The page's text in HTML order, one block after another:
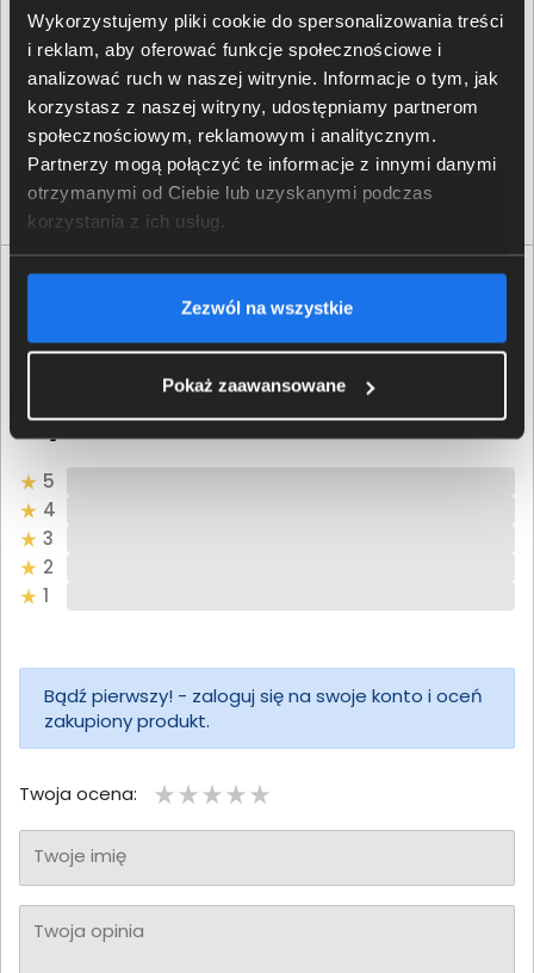
Wykorzystujemy pliki cookie do spersonalizowania treści
i reklam, aby oferować funkcje społecznościowe i
analizować ruch w naszej witrynie. Informacje o tym, jak
korzystasz z naszej witryny, udostępniamy partnerom
społecznościowym, reklamowym i analitycznym.
Partnerzy mogą połączyć te informacje z innymi danymi
otrzymanymi od Ciebie lub uzyskanymi podczas
korzystania z ich usług.
Zezwól na wszystkie
Pokaż zaawansowane
Dane producenta
2direct GmbH; Langenstück
5, 58579 Schalksmühle;
info@2direct.de
Osoba odpowiedzialna za
produkt
2direct GmbH; Langenstück
5, 58579 Schalksmühle;
info@2direct.de
Opinie o produkcie
Oceń produkt
0/5
5
4
3
2
1
Bądź pierwszy! - zaloguj się na swoje konto i oceń
zakupiony produkt.
Twoja ocena:
Twoje imię
Twoja opinia